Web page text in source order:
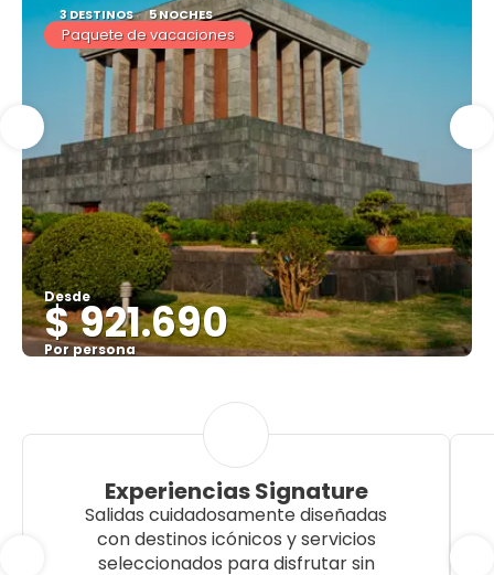
3 DESTINOS 5 NOCHES
Paquete de vacaciones
Desde
$ 921.690
Por persona
Experiencias Signature
Salidas cuidadosamente diseñadas
con destinos icónicos y servicios
seleccionados para disfrutar sin